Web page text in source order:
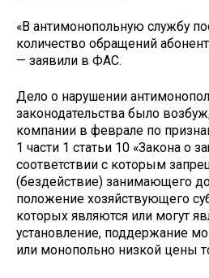
«В антимонопольную службу
количество обращений
— заявили в ФАС.
Дело о нарушении
законодательства было
компании в феврале по
1 части 1 статьи 10 «Закона о
соответствии с которым
(бездействие) занимающего
положение хозяйствующего
которых являются или могут
установление, поддержание
или монопольно низкой цены